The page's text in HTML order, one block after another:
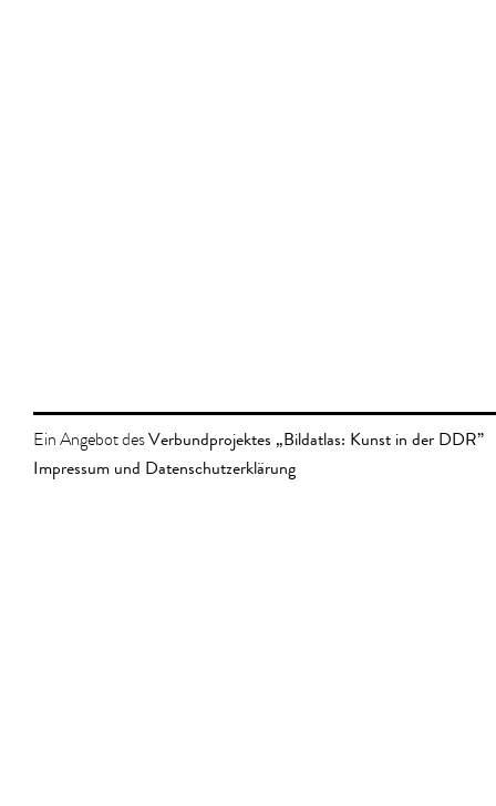
Ein Angebot desVerbundprojektes „Bildatlas: Kunst in der DDR”
Impressum und Datenschutzerklärung